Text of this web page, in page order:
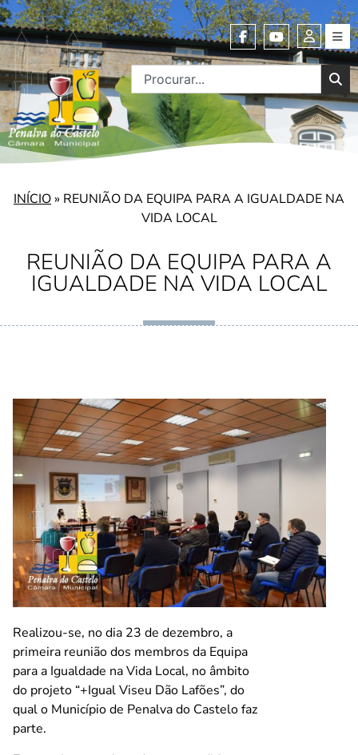
REUNIÃO DA EQUIPA PARA A
IGUALDADE NA VIDA LOCAL
INÍCIO » REUNIÃO DA EQUIPA PARA A IGUALDADE NA
VIDA LOCAL
Realizou-se, no dia 23 de dezembro, a
primeira reunião dos membros da Equipa
para a Igualdade na Vida Local, no âmbito
do projeto “+Igual Viseu Dão Lafões”, do
qual o Município de Penalva do Castelo faz
parte.